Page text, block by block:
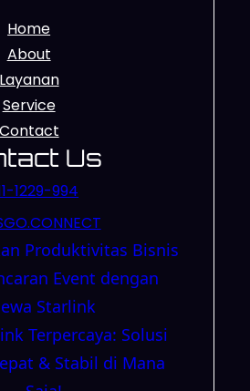
Home
About
Layanan
Service
Contact
Us
1229-994
Produktivitas Bisnis
Event dengan
Starlink
Terpercaya: Solusi
& Stabil di Mana